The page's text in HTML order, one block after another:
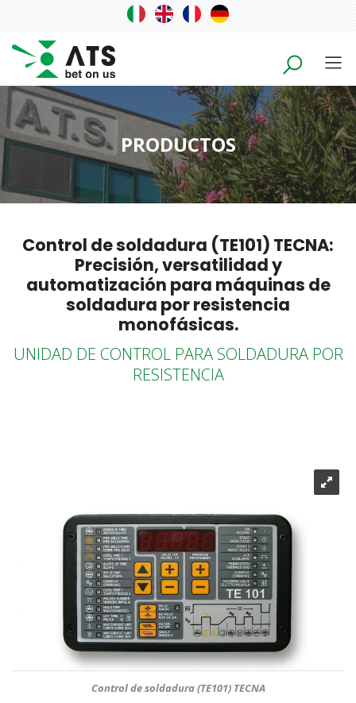
PRODUCTOS
Control de soldadura (TE101) TECNA:
Precisión, versatilidad y
automatización para máquinas de
soldadura por resistencia
monofásicas.
UNIDAD DE CONTROL PARA SOLDADURA POR
RESISTENCIA
Control de soldadura (TE101) TECNA